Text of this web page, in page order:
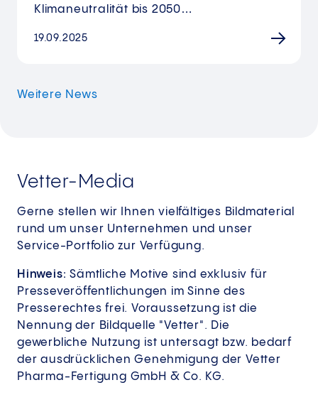
Klimaneutralität bis 2050…
19.09.2025
Weitere News
Vetter-Media
Gerne stellen wir Ihnen vielfältiges Bildmaterial
rund um unser Unternehmen und unser
Service-Portfolio zur Verfügung.
Hinweis: Sämtliche Motive sind exklusiv für
Presseveröffentlichungen im Sinne des
Presserechtes frei. Voraussetzung ist die
Nennung der Bildquelle "Vetter". Die
gewerbliche Nutzung ist untersagt bzw. bedarf
der ausdrücklichen Genehmigung der Vetter
Pharma-Fertigung GmbH & Co. KG.